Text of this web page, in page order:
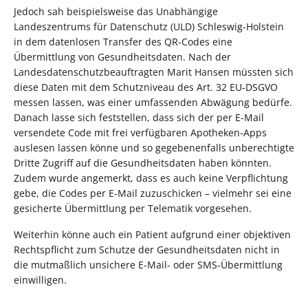
Jedoch sah beispielsweise das Unabhängige
Landeszentrums für Datenschutz (ULD) Schleswig-Holstein
in dem datenlosen Transfer des QR-Codes eine
Übermittlung von Gesundheitsdaten. Nach der
Landesdatenschutzbeauftragten Marit Hansen müssten sich
diese Daten mit dem Schutzniveau des Art. 32 EU-DSGVO
messen lassen, was einer umfassenden Abwägung bedürfe.
Danach lasse sich feststellen, dass sich der per E-Mail
versendete Code mit frei verfügbaren Apotheken-Apps
auslesen lassen könne und so gegebenenfalls unberechtigte
Dritte Zugriff auf die Gesundheitsdaten haben könnten.
Zudem wurde angemerkt, dass es auch keine Verpflichtung
gebe, die Codes per E-Mail zuzuschicken – vielmehr sei eine
gesicherte Übermittlung per Telematik vorgesehen.
Weiterhin könne auch ein Patient aufgrund einer objektiven
Rechtspflicht zum Schutze der Gesundheitsdaten nicht in
die mutmaßlich unsichere E-Mail- oder SMS-Übermittlung
einwilligen.